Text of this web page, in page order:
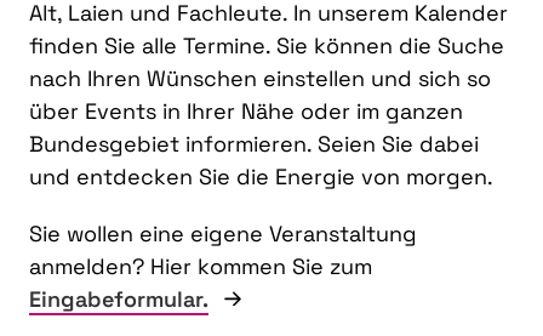
Alt, Laien und Fachleute. In unserem Kalender
finden Sie alle Termine. Sie können die Suche
nach Ihren Wünschen einstellen und sich so
über Events in Ihrer Nähe oder im ganzen
Bundesgebiet informieren. Seien Sie dabei
und entdecken Sie die Energie von morgen.
Sie wollen eine eigene Veranstaltung
anmelden? Hier kommen Sie zum
Eingabeformular.